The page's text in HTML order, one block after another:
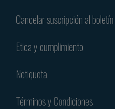
Cancelar suscripción al boletín
Etica y cumplimiento
Netiqueta
Términos y Condiciones